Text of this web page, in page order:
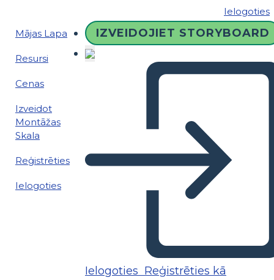
Ielogoties
Mājas Lapa
Resursi
Cenas
Izveidot
Montāžas
Skala
Reģistrēties
Ielogoties
IZVEIDOJIET STORYBOARD
Ielogoties Reģistrēties kā